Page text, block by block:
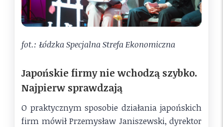
fot.: Łódzka Specjalna Strefa Ekonomiczna
Japońskie firmy nie wchodzą szybko.
Najpierw sprawdzają
O praktycznym sposobie działania japońskich
firm mówił Przemysław Janiszewski, dyrektor